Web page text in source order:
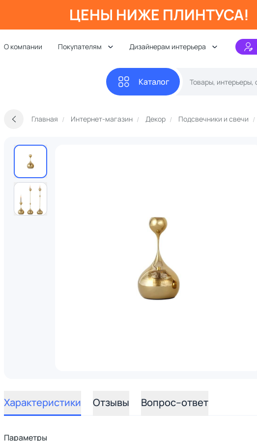
ЦЕНЫ НИЖЕ ПЛИНТУСА!
О компании Покупателям Дизайнерам интерьера
Каталог
Главная Интернет-магазин Декор Подсвечники и свечи
Характеристики Отзывы Вопрос–ответ
Параметры